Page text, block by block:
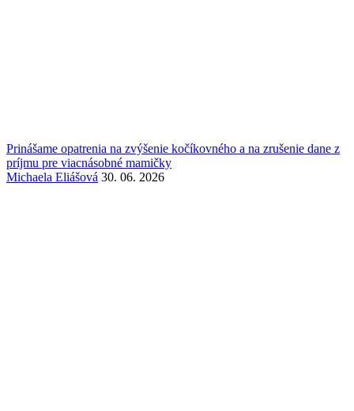
Prinášame opatrenia na zvýšenie kočíkovného a na zrušenie dane z
príjmu pre viacnásobné mamičky
Michaela Eliášová 30. 06. 2026